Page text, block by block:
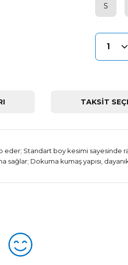
S
TAKSİT
eder; Standart boy kesimi
Dokuma kumaş yapısı,